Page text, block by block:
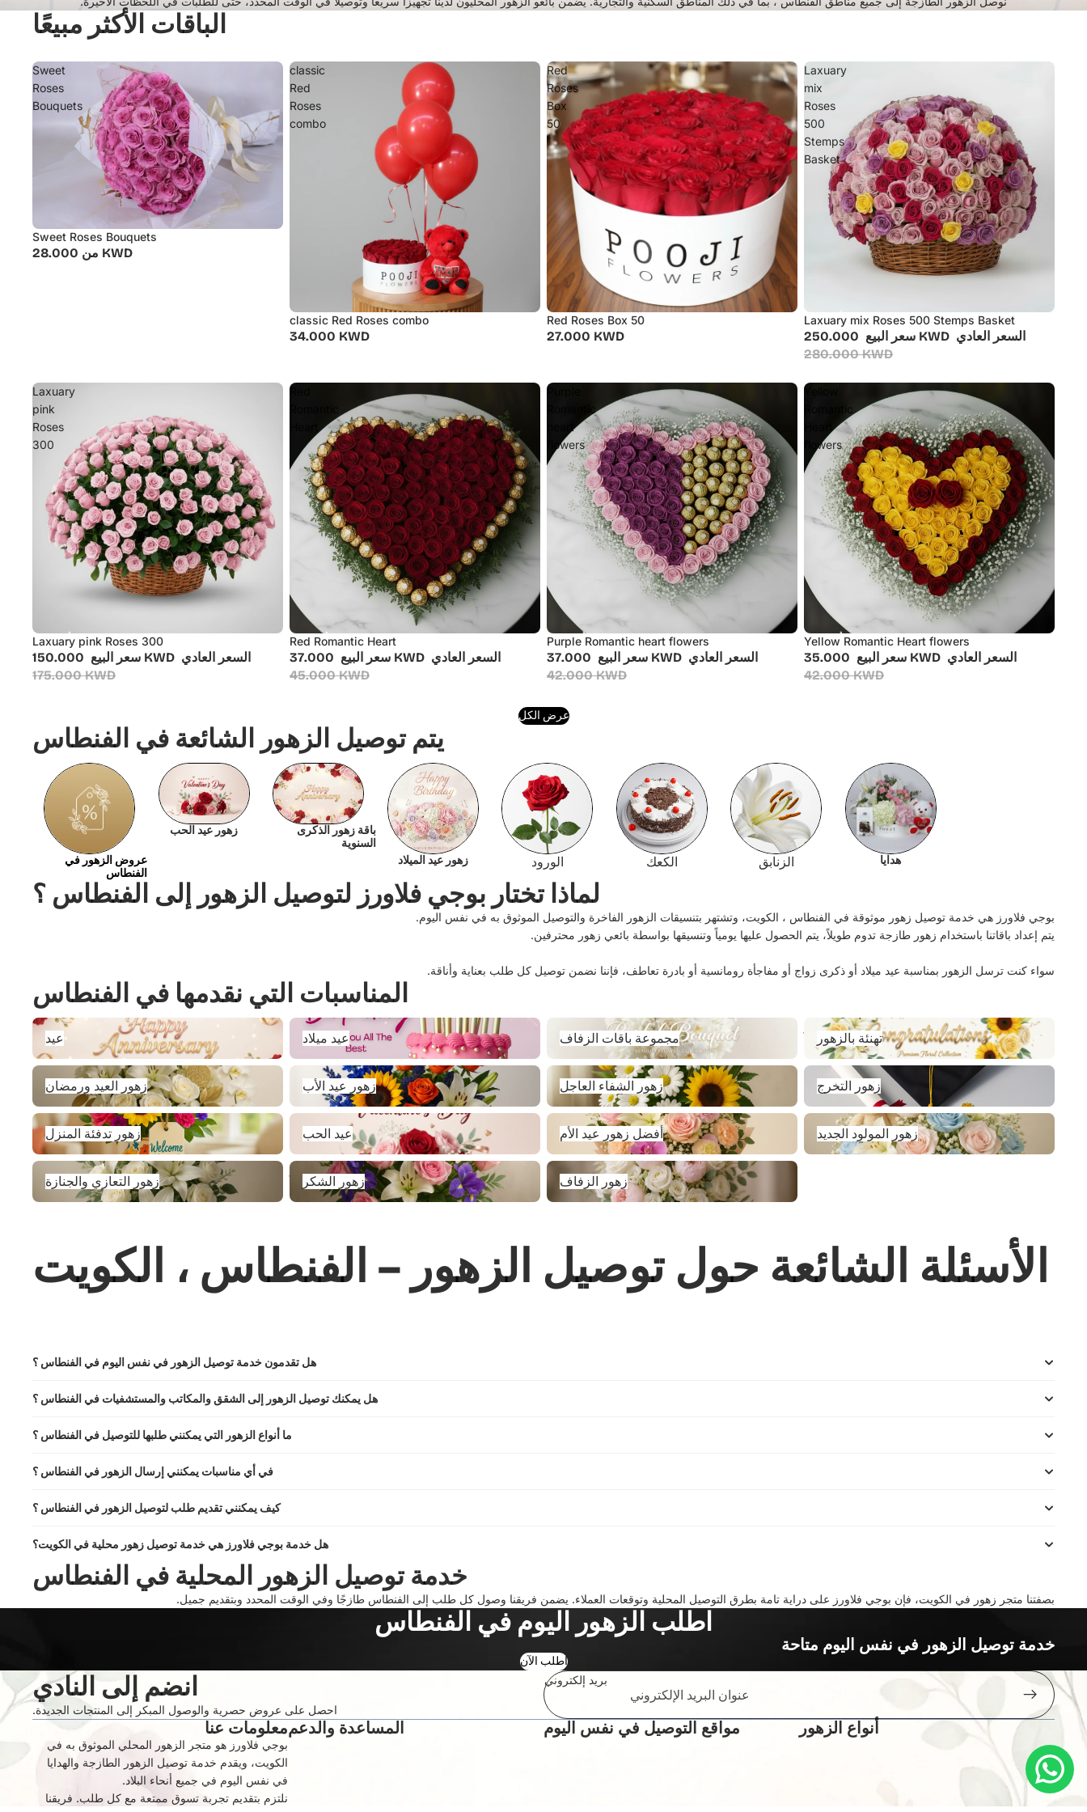
الباقات الأكثر مبيعًا
Sweet
Roses
Bouquets
Sweet Roses Bouquets
من 28.000 KWD
classic
Red
Roses
combo
classic Red Roses combo
34.000 KWD
Red
Roses
Box
50
Red Roses Box 50
27.000 KWD
Laxuary
mix
Roses
500
Stemps
Basket
أُوكَازيُون
Laxuary mix Roses 500 Stemps Basket
سعر البيع 250.000 KWD السعر العادي
280.000 KWD
Laxuary
pink
Roses
300
أُوكَازيُون
Laxuary pink Roses 300
سعر البيع 150.000 KWD السعر العادي
175.000 KWD
Red
أُوكَازيُون
Red Romantic Heart
سعر البيع 37.000 KWD السعر العادي
45.000 KWD
Purple
Romantic
heart
flowers
أُوكَازيُون
Purple Romantic heart flowers
سعر البيع 37.000 KWD السعر العادي
42.000 KWD
Yellow
Romantic
flowers
أُوكَازيُون
Yellow Romantic Heart flowers
سعر البيع 35.000 KWD السعر العادي
42.000 KWD
عرض الكل
يتم توصيل الزهور الشائعة في الفنطاس
عروض الزهور في
الفنطاس
زهور عيد الحب
باقة زهور الذكرى
السنوية
زهور عيد الميلاد
الورود الكعك الزنابق هدايا
لماذا تختار بوجي فلاورز لتوصيل الزهور إلى الفنطاس ؟
بوجي فلاورز هي خدمة توصيل زهور موثوقة في الفنطاس ، الكويت، وتشتهر بتنسيقات الزهور الفاخرة والتوصيل الموثوق به في نفس اليوم.
يتم إعداد باقاتنا باستخدام زهور طازجة تدوم طويلاً، يتم الحصول عليها يومياً وتنسيقها بواسطة بائعي زهور محترفين.
سواء كنت ترسل الزهور بمناسبة عيد ميلاد أو ذكرى زواج أو مفاجأة رومانسية أو بادرة تعاطف، فإننا نضمن توصيل كل طلب بعناية وأناقة.
المناسبات التي نقدمها في الفنطاس
عيد
عيد
عيد ميلاد
عيد ميلاد
مجموعة باقات الزفاف
مجموعة باقات الزفاف
تهنئة بالزهور
تهنئة بالزهور
زهور العيد ورمضان
زهور العيد ورمضان
زهور عيد الأب
زهور عيد الأب
زهور الشفاء العاجل
زهور الشفاء العاجل
زهور التخرج
زهور التخرج
زهور تدفئة المنزل
زهور تدفئة المنزل
عيد الحب
عيد الحب
أفضل زهور عيد الأم
أفضل زهور عيد الأم
زهور المولود الجديد
زهور المولود الجديد
زهور التعازي والجنازة
زهور التعازي والجنازة
زهور الشكر
زهور الشكر
زهور الزفاف
زهور الزفاف
الأسئلة الشائعة حول توصيل الزهور – الفنطاس ، الكويت
هل تقدمون خدمة توصيل الزهور في نفس اليوم في الفنطاس ؟
هل يمكنك توصيل الزهور إلى الشقق والمكاتب والمستشفيات في الفنطاس ؟
ما أنواع الزهور التي يمكنني طلبها للتوصيل في الفنطاس ؟
في أي مناسبات يمكنني إرسال الزهور في الفنطاس ؟
كيف يمكنني تقديم طلب لتوصيل الزهور في الفنطاس ؟
هل خدمة بوجي فلاورز هي خدمة توصيل زهور محلية في الكويت؟
خدمة توصيل الزهور المحلية في الفنطاس
بصفتنا متجر زهور في الكويت، فإن بوجي فلاورز على دراية تامة بطرق التوصيل المحلية وتوقعات العملاء. يضمن فريقنا وصول كل طلب إلى الفنطاس طازجًا وفي الوقت المحدد وبتقديم جميل.
اطلب الزهور اليوم في الفنطاس
خدمة توصيل الزهور في نفس اليوم متاحة
اطلب الآن
انضم إلى النادي
احصل على عروض حصرية والوصول المبكر إلى المنتجات الجديدة.
بريد إلكتروني
معلومات عنا
بوجي فلاورز هو متجر الزهور المحلي الموثوق به في
الكويت، ويقدم خدمة توصيل الزهور الطازجة والهدايا
في نفس اليوم في جميع أنحاء البلاد.
نلتزم بتقديم تجربة تسوق ممتعة مع كل طلب. فريقنا
المساعدة والدعم مواقع التوصيل في نفس اليوم أنواع الزهور
سياسة الخصوصية